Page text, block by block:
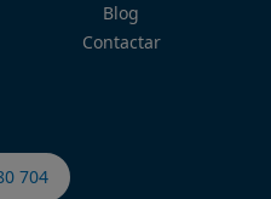
Blog
Contactar
704